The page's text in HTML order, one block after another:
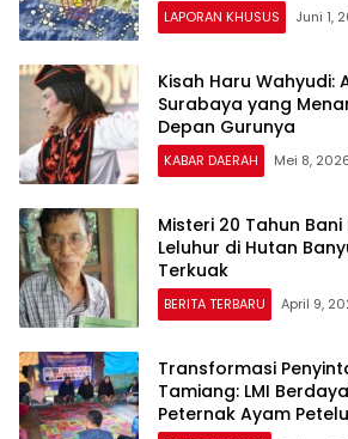
LAPORAN KHUSUS Juni 1,
Kisah Haru Wahyudi:
Surabaya yang
Depan Gurunya
KABAR DAERAH Mei 8,
Misteri 20 Tahun
Leluhur di Hutan
Terkuak
BERITA TERBARU April 9,
Transformasi
Tamiang: LMI
Peternak Ayam